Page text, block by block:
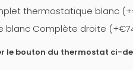
thermostatique blanc
blanc Complète droite
le bouton du thermostat ci-